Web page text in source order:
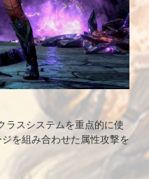
ラスシステムを重点的に使
を組み合わせた属性攻撃を